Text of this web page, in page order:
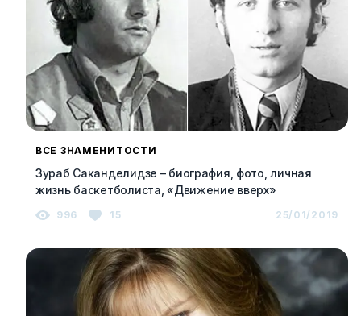
ВСЕ ЗНАМЕНИТОСТИ
Зураб Саканделидзе – биография, фото, личная
жизнь баскетболиста, «Движение вверх»
996 15 25/01/2019